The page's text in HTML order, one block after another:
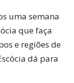
uma semana
que faça
e regiões de
dá para